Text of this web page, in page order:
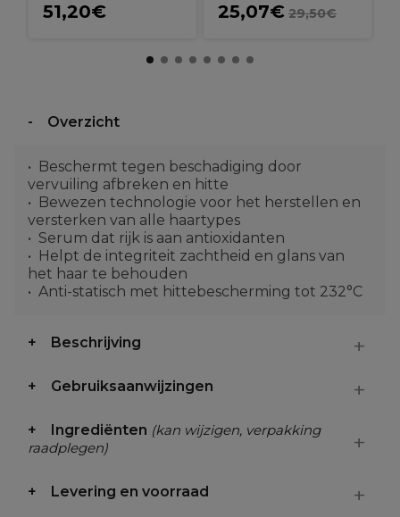
51,20€ 25,07€ 29,50€
Overzicht
Beschermt tegen beschadiging door
vervuiling afbreken en hitte
Bewezen technologie voor het herstellen en
versterken van alle haartypes
Serum dat rijk is aan antioxidanten
Helpt de integriteit zachtheid en glans van
het haar te behouden
Anti-statisch met hittebescherming tot 232°C
Beschrijving
Gebruiksaanwijzingen
Ingrediënten (kan wijzigen, verpakking
raadplegen)
Levering en voorraad